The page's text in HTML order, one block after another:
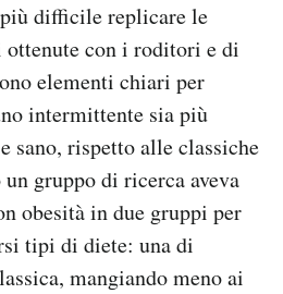
difficile replicare le
con i roditori e di
elementi chiari per
intermittente sia più
sano, rispetto alle classiche
gruppo di ricerca aveva
obesità in due gruppi per
tipi di diete: una di
mangiando meno ai